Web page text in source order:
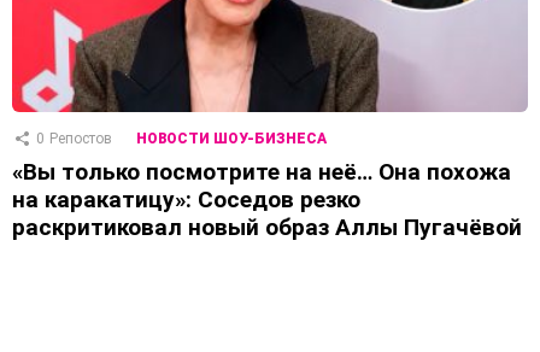
0 Репостов НОВОСТИ ШОУ-БИЗНЕСА
«Вы только посмотрите на неё… Она похожа
на каракатицу»: Соседов резко
раскритиковал новый образ Аллы Пугачёвой